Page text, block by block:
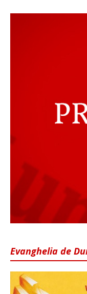
Evanghelia de